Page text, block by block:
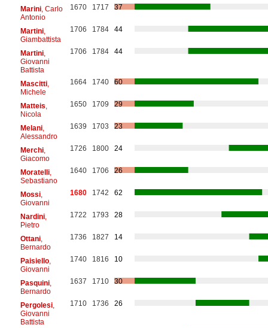
Marini, Carlo
Antonio
1670 1717 37
Martini,
Giambattista
1706 1784 44
Martini,
Giovanni
Battista
1706 1784 44
Mascitti,
Michele
1664 1740 60
Matteis
Nicola
1650 1709 29
Melani,
Alessandro
1639 1703 23
Merchi,
Giacomo
1726 1800 24
Moratelli,
Sebastiano
1640 1706 26
Mossi,
Giovanni
1680 1742 62
Nardini,
Pietro
1722 1793 28
Ottani,
Bernardo
1736 1827 14
Paisiello,
Giovanni
1740 1816 10
Pasquini,
Bernardo
1637 1710 30
Pergolesi,
Giovanni
Battista
1710 1736 26